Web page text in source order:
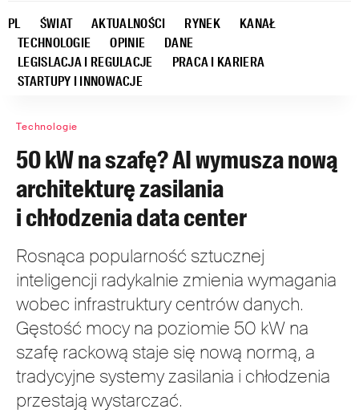
PL ŚWIAT AKTUALNOŚCI RYNEK
KANAŁ
TECHNOLOGIE
OPINIE
DANE
LEGISLACJA I REGULACJE
PRACA I KARIERA
STARTUPY I INNOWACJE
Technologie
50 kW na szafę? AI wymusza nową
architekturę zasilania
i chłodzenia data center
Rosnąca popularność sztucznej
inteligencji radykalnie zmienia wymagania
wobec infrastruktury centrów danych.
Gęstość mocy na poziomie 50 kW na
szafę rackową staje się nową normą, a
tradycyjne systemy zasilania i chłodzenia
przestają wystarczać.